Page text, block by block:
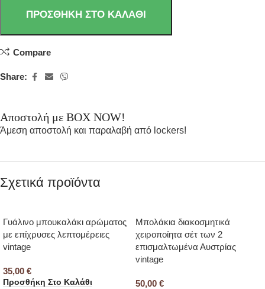
ΠΡΟΣΘΉΚΗ ΣΤΟ ΚΑΛΆΘΙ
Compare
Share:
Αποστολή με BOX NOW!
Άμεση αποστολή και παραλαβή από lockers!
Σχετικά προϊόντα
Γυάλινο μπουκαλάκι αρώματος
με επίχρυσες λεπτομέρειες
vintage
35,00 €
Προσθήκη Στο Καλάθι
Μπολάκια διακοσμητικά
χειροποίητα σέτ των 2
επισμαλτωμένα Αυστρίας
vintage
50,00 €